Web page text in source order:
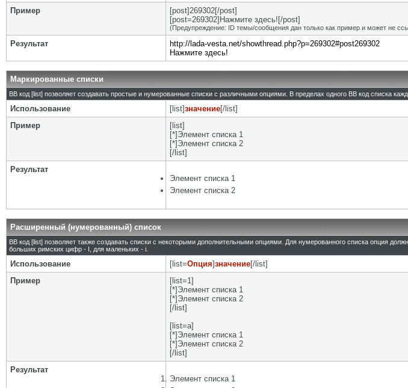
Пример
[post]269302[/post]
[post=269302]Нажмите здесь![/post]
(Предупреждение: ID темы/сообщения дан только как пример и может не
Результат
http://lada-vesta.net/showthread.php?p=269302#post269302
Нажмите здесь!
Маркированные списки
BB код [list] позволяет создавать простые и нумерованные списки с различными опциями. В пределах одного BB код списка
Использование [list]значение[/list]
Пример
[list]
[*]Элемент списка 1
[*]Элемент списка 2
[/list]
Результат
Элемент списка 1
Элемент списка 2
Расширенный (нумерованный) список
BB код [list] позволяет также создавать списки с некоторыми дополнительными опциями. Для нумерованного списка опция
больших римских цифр - I, для маленьких - i.
Использование [list=Опция]значение[/list]
Пример
[list=1]
[*]Элемент списка 1
[*]Элемент списка 2
[/list]
[list=a]
[*]Элемент списка 1
[*]Элемент списка 2
[/list]
Результат
Элемент списка 1